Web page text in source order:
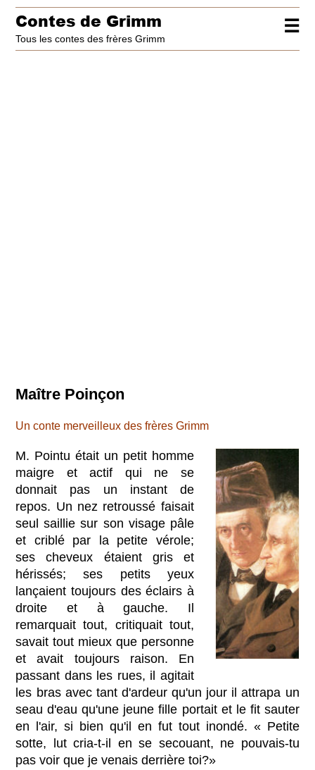
☰
Contes de Grimm
Tous les contes des frères Grimm
Maître Poinçon
Un conte merveilleux des frères Grimm
M. Pointu était un petit homme
maigre et actif qui ne se
donnait pas un instant de
repos. Un nez retroussé faisait
seul saillie sur son visage pâle
et criblé par la petite vérole;
ses cheveux étaient gris et
hérissés; ses petits yeux
lançaient toujours des éclairs à
droite et à gauche. Il
remarquait tout, critiquait tout,
savait tout mieux que personne
et avait toujours raison. En
passant dans les rues, il agitait
les bras avec tant d'ardeur qu'un jour il attrapa un
seau d'eau qu'une jeune fille portait et le fit sauter
en l'air, si bien qu'il en fut tout inondé. « Petite
sotte, lut cria-t-il en se secouant, ne pouvais-tu
pas voir que je venais derrière toi?»